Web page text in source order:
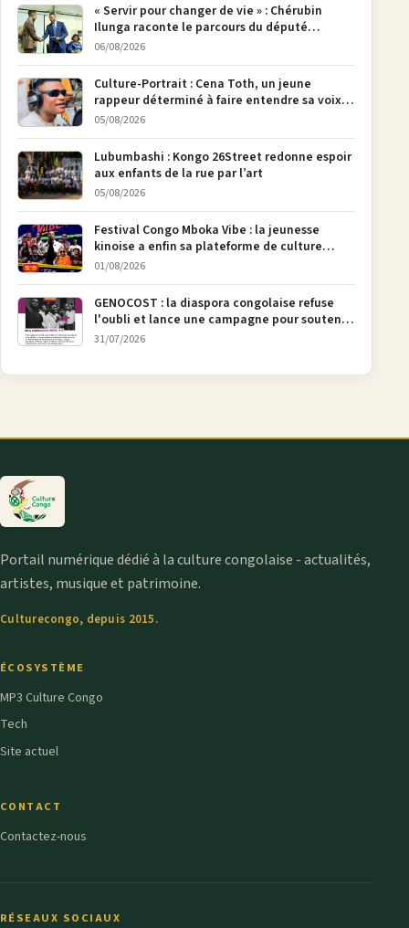
« Servir pour changer de vie » : Chérubin
Ilunga raconte le parcours du député
national Jethro Muyombi Tshimbu en 137
06/08/2026
Culture-Portrait : Cena Toth, un jeune
rappeur déterminé à faire entendre sa voix à
Bunia
05/08/2026
Lubumbashi : Kongo 26Street redonne espoir
aux enfants de la rue par l’art
05/08/2026
Festival Congo Mboka Vibe : la jeunesse
kinoise a enfin sa plateforme de culture
urbaine
01/08/2026
GENOCOST : la diaspora congolaise refuse
l'oubli et lance une campagne pour soutenir
la pétition FONAREV depuis Bruxelles
31/07/2026
Portail numérique dédié à la culture congolaise - actualités,
artistes, musique et patrimoine.
Culturecongo, depuis 2015.
ÉCOSYSTÈME
MP3 Culture Congo
Tech
Site actuel
CONTACT
Contactez-nous
RÉSEAUX SOCIAUX